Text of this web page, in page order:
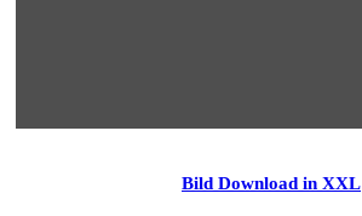
Bild Download in XXL